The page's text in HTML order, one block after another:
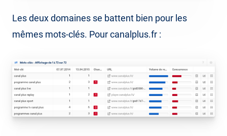
Les deux domaines se battent bien pour les
mêmes mots-clés. Pour canalplus.fr :